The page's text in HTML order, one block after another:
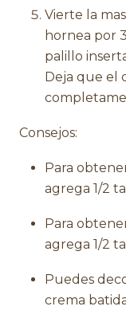
Vierte la
hornea por
palillo
Deja que el
Consejos:
Para
agrega 1/2
Para
agrega 1/2
Puedes
crema